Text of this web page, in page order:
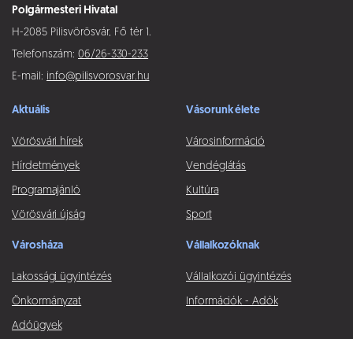
Polgármesteri Hivatal
H-2085 Pilisvörösvár, Fő tér 1.
Telefonszám: 06/26-330-233
E-mail: info@pilisvorosvar.hu
Aktuális
Vörösvári hírek
Hírdetmények
Programajánló
Vörösvári újság
Vásorunk élete
Városinformáció
Vendéglátás
Kultúra
Sport
Városháza
Lakossági ügyintézés
Önkormányzat
Adóügyek
Vállalkozóknak
Vállalkozói ügyintézés
Információk - Adók